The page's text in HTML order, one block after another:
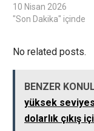
10 Nisan 2026
"Son Dakika" içinde
No related posts.
BENZER
yüksek
dolarlık çıkış